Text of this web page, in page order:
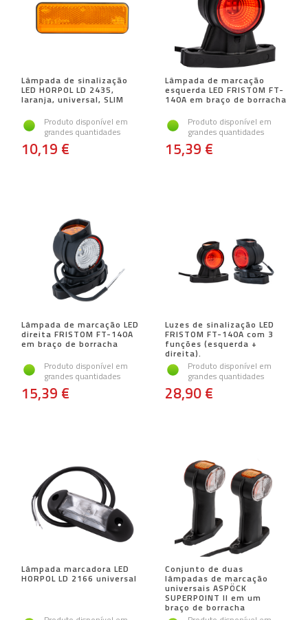
Lâmpada de sinalização
LED HORPOL LD 2435,
laranja, universal, SLIM
Produto disponível em
grandes quantidades
10,19 €
Lâmpada de marcação
esquerda LED FRISTOM FT-
140A em braço de borracha
Produto disponível em
grandes quantidades
15,39 €
Lâmpada de marcação LED
direita FRISTOM FT-140A
em braço de borracha
Produto disponível em
grandes quantidades
15,39 €
Luzes de sinalização LED
FRISTOM FT-140A com 3
funções (esquerda +
direita).
Produto disponível em
grandes quantidades
28,90 €
Lâmpada marcadora LED
HORPOL LD 2166 universal
Conjunto de duas
lâmpadas de marcação
universais ASPÖCK
SUPERPOINT II em um
braço de borracha